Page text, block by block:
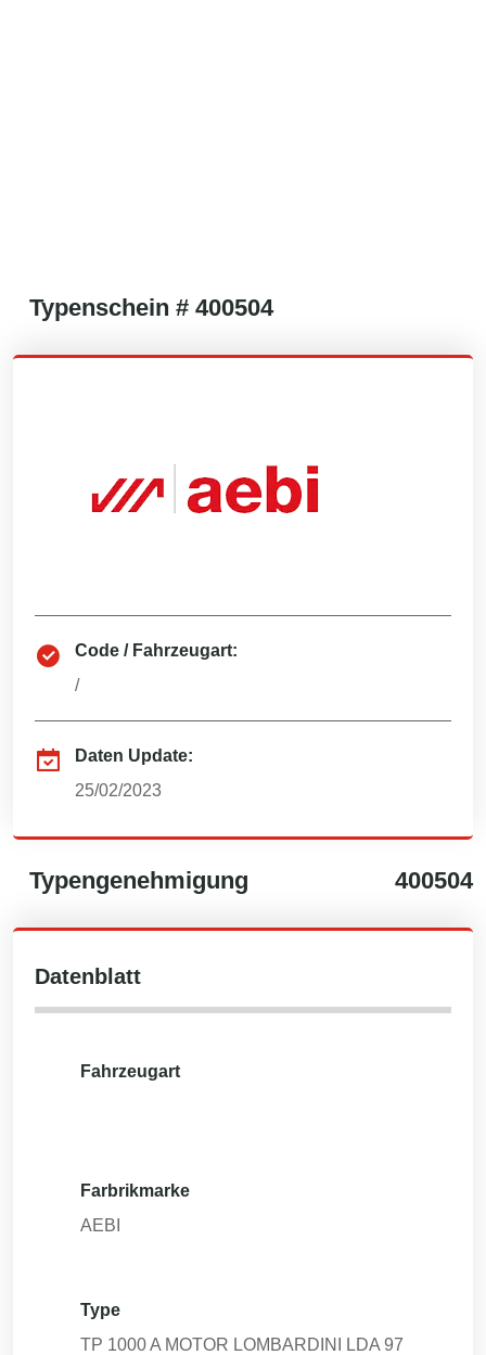
Typenschein # 400504
Code / Fahrzeugart:
/
Daten Update:
25/02/2023
Typengenehmigung 400504
Datenblatt
Fahrzeugart
Farbrikmarke
AEBI
Type
TP 1000 A MOTOR LOMBARDINI LDA 97